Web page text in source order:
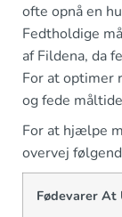
ofte opnå en
Fedtholdige
af Fildena, da
For at optimer
og fede
For at hjælpe
overvej
Fødevarer At